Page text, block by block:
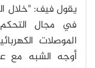
يقول فيف: "خلال
في مجال التحكم
الموصلات
أوجه الشبه مع